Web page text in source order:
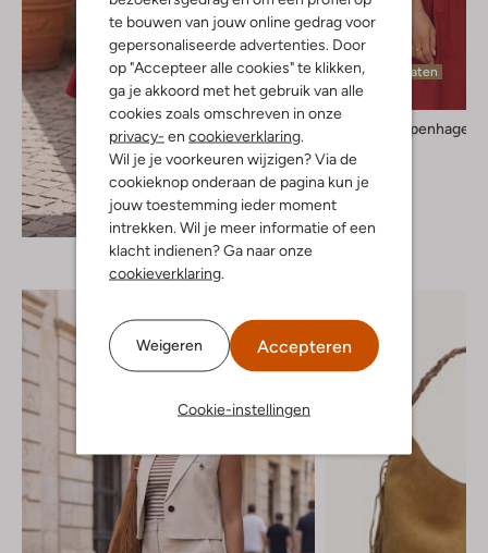
te bouwen van jouw online gedrag voor
gepersonaliseerde advertenties. Door
op "Accepteer alle cookies" te klikken,
ga je akkoord met het gebruik van alle
cookies zoals omschreven in onze
privacy- en cookieverklaring
Wil je je voorkeuren wijzigen? Via de
cookieknop onderaan de pagina kun je
jouw toestemming ieder moment
intrekken. Wil je meer informatie of een
klacht indienen? Ga naar onze
cookieverklaring
Weigeren Accepteren
Cookie-instellingen
Ontdek de look
Laatste maten
Msch Copenhagen
€ 59,99